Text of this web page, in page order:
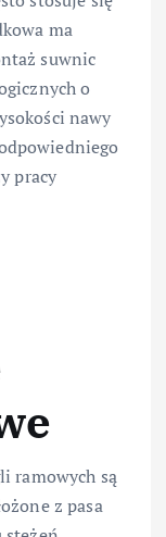
ma
suwnic
o
nawy
pracy
ramowych są
z pasa